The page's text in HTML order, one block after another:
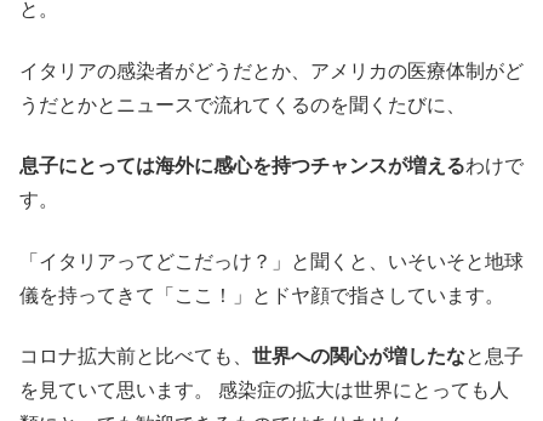
と。
イタリアの感染者がどうだとか、アメリカの医療体制がど
うだとかとニュースで流れてくるのを聞くたびに、
息子にとっては海外に感心を持つチャンスが増えるわけで
す。
「イタリアってどこだっけ？」と聞くと、いそいそと地球
儀を持ってきて「ここ！」とドヤ顔で指さしています。
コロナ拡大前と比べても、 世界への関心が増したなと息子
を見ていて思います。 感染症の拡大は世界にとっても人